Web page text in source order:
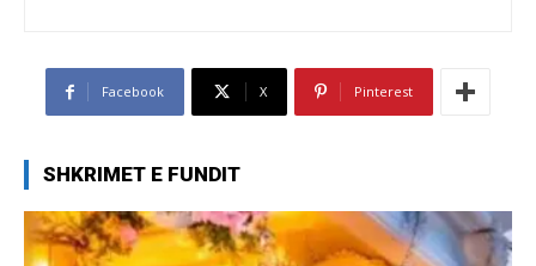
Facebook X Pinterest
SHKRIMET E FUNDIT